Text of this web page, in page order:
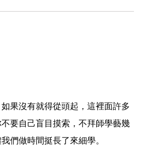
果沒有就得從頭起，這裡面許多
要自己盲目摸索，不拜師學藝幾
們做時間挺長了來細學。